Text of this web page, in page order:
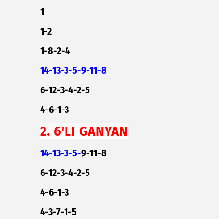
1
1-2
1-8-2-4
14-13-3-5-9-11-8
6-12-3-4-2-5
4-6-1-3
2. 6'LI GANYAN
14-13-3-5-9-11-8
6-12-3-4-2-5
4-6-1-3
4-3-7-1-5